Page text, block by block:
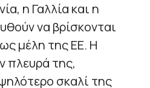
η Γαλλία και η
να βρίσκονται
μέλη της ΕΕ. Η
πλευρά της,
σκαλί της